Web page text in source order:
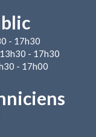
- 17h30
- 17h30
- 17h00